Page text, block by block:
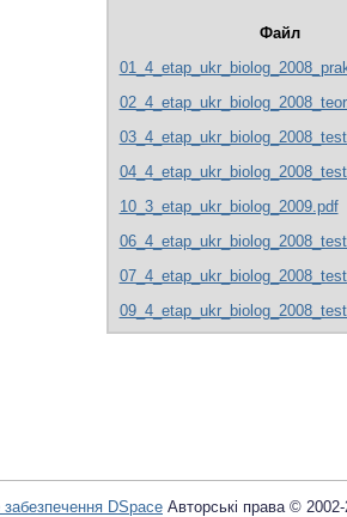
Файл
10_3_etap_ukr_biolog_2009.pdf
DSpace Авторські права ©